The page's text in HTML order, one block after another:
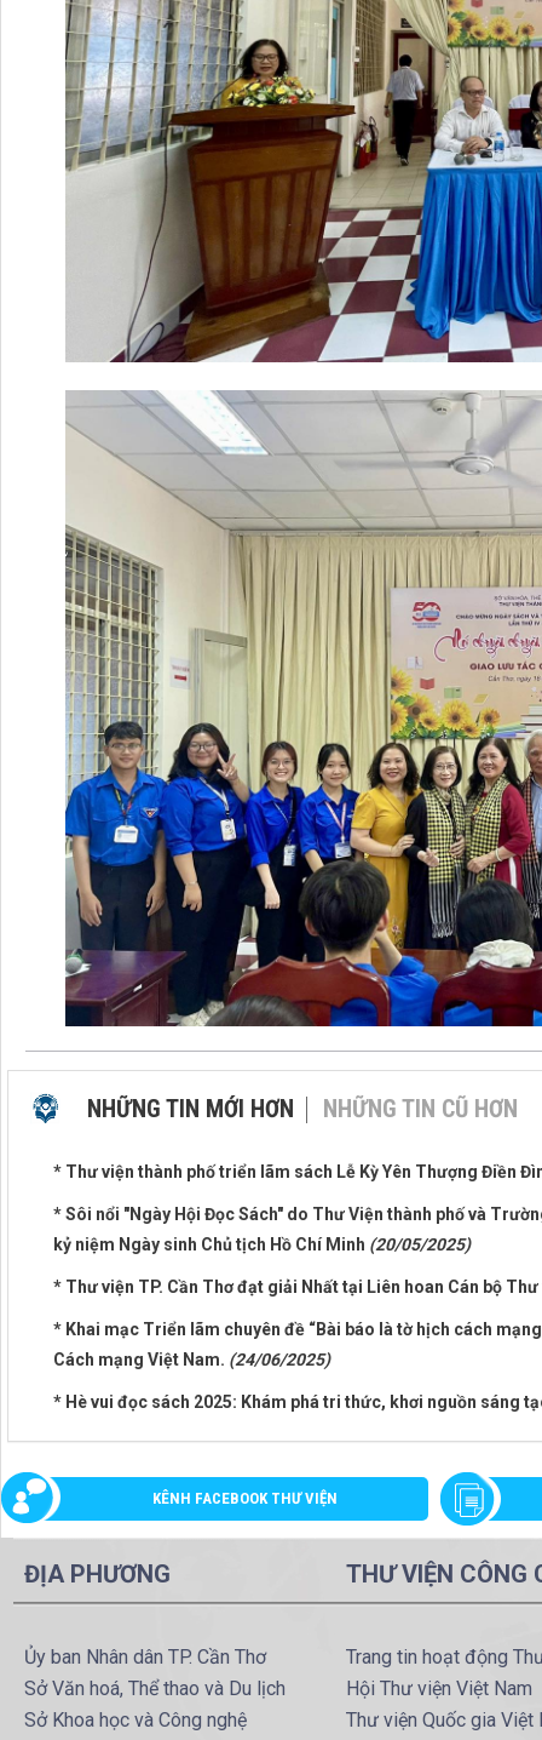
NHỮNG TIN MỚI HƠN NHỮNG TIN CŨ HƠN
* Thư viện thành phố triển lãm sách Lễ Kỳ Yên Thượng Điền
* Sôi nổi "Ngày Hội Đọc Sách" do Thư Viện thành phố và
kỷ niệm Ngày sinh Chủ tịch Hồ Chí Minh (20/05/2025)
* Thư viện TP. Cần Thơ đạt giải Nhất tại Liên hoan Cán bộ
* Khai mạc Triển lãm chuyên đề “Bài báo là tờ hịch cách
Cách mạng Việt Nam. (24/06/2025)
* Hè vui đọc sách 2025: Khám phá tri thức, khơi nguồn sáng
KÊNH FACEBOOK THƯ VIỆN
ĐỊA PHƯƠNG
Ủy ban Nhân dân TP. Cần Thơ
Sở Văn hoá, Thể thao và Du lịch
Sở Khoa học và Công nghệ
THƯ VIỆN CÔNG
Trang tin hoạt động
Hội Thư viện Việt Nam
Thư viện Quốc gia Việt